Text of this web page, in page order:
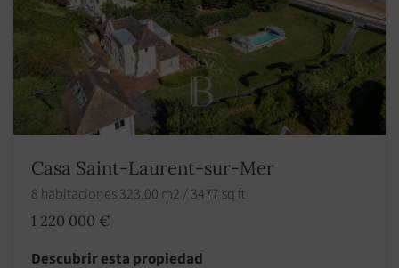
Casa Saint-Laurent-sur-Mer
8 habitaciones 323.00 m2 / 3477 sq ft
1 220 000 €
Descubrir esta propiedad